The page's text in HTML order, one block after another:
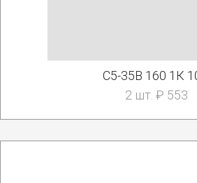
С5-35В 160 1К
2 шт. ₽ 553